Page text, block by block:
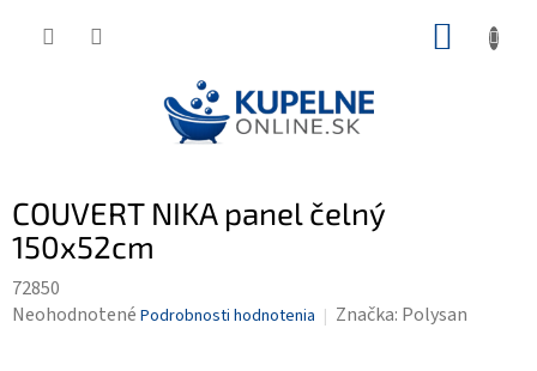
COUVERT NIKA panel čelný
150x52cm
72850
Priemerné
Neohodnotené Podrobnosti hodnotenia Značka: Polysan